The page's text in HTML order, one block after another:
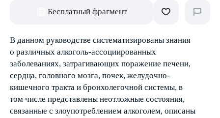
Бесплатный фрагмент
В данном руководстве систематизированы знания
о различных алкоголь-ассоциированных
заболеваниях, затрагивающих поражение печени,
сердца, головного мозга, почек, желудочно-
кишечного тракта и бронхолегочной системы, в
том числе представлены неотложные состояния,
связанные с злоупотреблением алкоголем, описаны